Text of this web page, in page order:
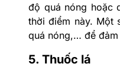
độ quá nóng hoặc
thời điểm này. Một
quá nóng,… để
5. Thuốc lá